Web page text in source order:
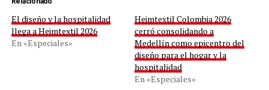
El diseño y la hospitalidad
llega a Heimtextil 2026
En «Especiales»
Heimtextil Colombia 2026
cerró consolidando a
Medellín como epicentro del
diseño para el hogar y la
hospitalidad
En «Especiales»